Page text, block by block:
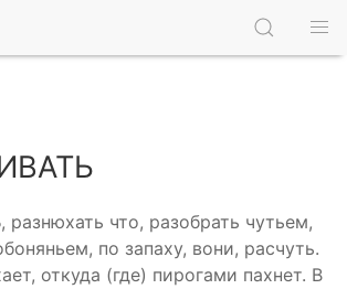
что, разобрать чутьем,
по запаху, вони, расчуть.
откуда (где) пирогами пахнет. В